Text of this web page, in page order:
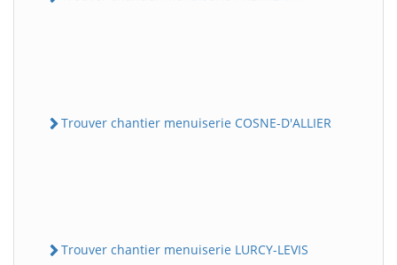
Trouver chantier menuiserie COSNE-D'ALLIER
Trouver chantier menuiserie LURCY-LEVIS